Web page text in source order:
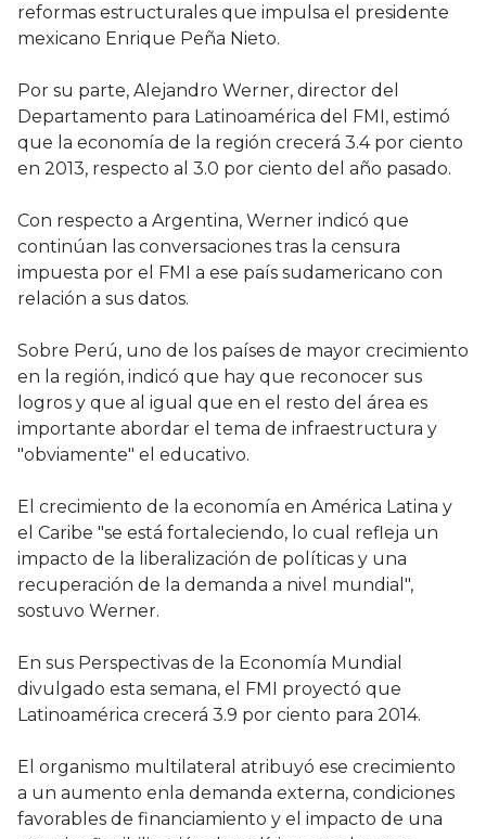
reformas estructurales que impulsa el presidente
mexicano Enrique Peña Nieto.
Por su parte, Alejandro Werner, director del
Departamento para Latinoamérica del FMI, estimó
que la economía de la región crecerá 3.4 por ciento
en 2013, respecto al 3.0 por ciento del año pasado.
Con respecto a Argentina, Werner indicó que
continúan las conversaciones tras la censura
impuesta por el FMI a ese país sudamericano con
relación a sus datos.
Sobre Perú, uno de los países de mayor crecimiento
en la región, indicó que hay que reconocer sus
logros y que al igual que en el resto del área es
importante abordar el tema de infraestructura y
"obviamente" el educativo.
El crecimiento de la economía en América Latina y
el Caribe "se está fortaleciendo, lo cual refleja un
impacto de la liberalización de políticas y una
recuperación de la demanda a nivel mundial",
sostuvo Werner.
En sus Perspectivas de la Economía Mundial
divulgado esta semana, el FMI proyectó que
Latinoamérica crecerá 3.9 por ciento para 2014.
El organismo multilateral atribuyó ese crecimiento
a un aumento enla demanda externa, condiciones
favorables de financiamiento y el impacto de una